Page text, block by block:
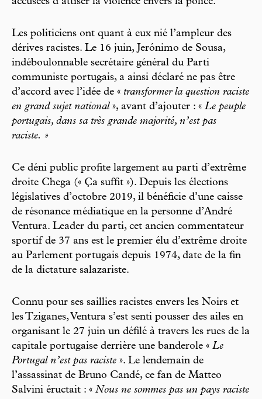
Les politiciens ont quant à eux nié l’ampleur des
dérives racistes. Le 16 juin, Jerónimo de Sousa,
indéboulonnable secrétaire général du Parti
communiste portugais, a ainsi déclaré ne pas être
d’accord avec l’idée de « transformer la question raciste
en grand sujet national», avant d’ajouter : « Le peuple
portugais, dans sa très grande majorité, n’est pas
raciste. »
Ce déni public profite largement au parti d’extrême
droite Chega (« Ça suffit »). Depuis les élections
législatives d’octobre 2019, il bénéficie d’une caisse
de résonance médiatique en la personne d’André
Ventura. Leader du parti, cet ancien commentateur
sportif de 37 ans est le premier élu d’extrême droite
au Parlement portugais depuis 1974, date de la fin
de la dictature salazariste.
Connu pour ses saillies racistes envers les Noirs et
les Tziganes, Ventura s’est senti pousser des ailes en
organisant le 27 juin un défilé à travers les rues de la
capitale portugaise derrière une banderole « Le
Portugal n’est pas raciste ». Le lendemain de
l’assassinat de Bruno Candé, ce fan de Matteo
Salvini éructait : « Nous ne sommes pas un pays raciste